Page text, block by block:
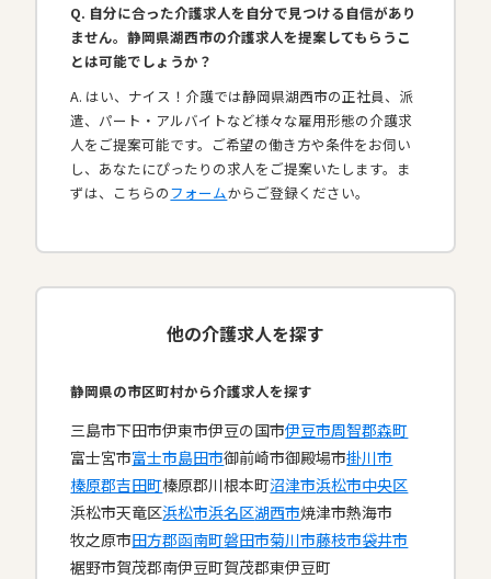
Q. 自分に合った介護求人を自分で見つける自信があり
ません。静岡県湖西市の介護求人を提案してもらうこ
とは可能でしょうか？
A. はい、ナイス！介護では静岡県湖西市の正社員、派
遣、パート・アルバイトなど様々な雇用形態の介護求
人をご提案可能です。ご希望の働き方や条件をお伺い
し、あなたにぴったりの求人をご提案いたします。ま
ずは、こちらのフォームからご登録ください。
他の介護求人を探す
静岡県の市区町村から介護求人を探す
三島市下田市伊東市伊豆の国市伊豆市周智郡森町
富士宮市富士市島田市御前崎市御殿場市掛川市
榛原郡吉田町榛原郡川根本町沼津市浜松市中央区
浜松市天竜区浜松市浜名区湖西市焼津市熱海市
牧之原市田方郡函南町磐田市菊川市藤枝市袋井市
裾野市賀茂郡南伊豆町賀茂郡東伊豆町